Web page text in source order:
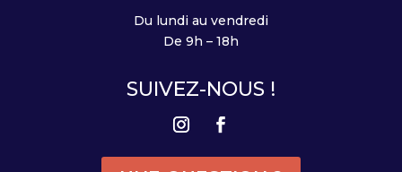
Du lundi au vendredi
De 9h – 18h
SUIVEZ-NOUS !